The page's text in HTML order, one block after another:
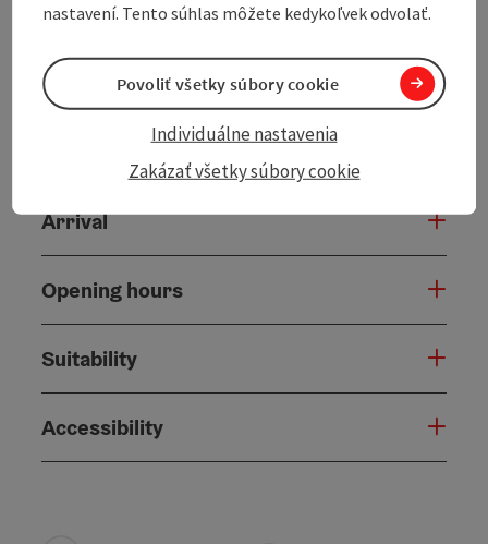
Room / Holiday Appartement
Prices
Arrival
Opening hours
Suitability
Accessibility
nastavení. Tento súhlas môžete kedykoľvek odvolať.
Zakázať všetky súbory cookie
Individuálne nastavenia
Povoliť všetky súbory cookie